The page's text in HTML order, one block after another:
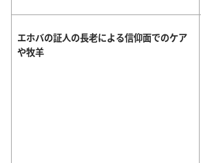
エホバの証人の長老による信仰面でのケア
や牧羊